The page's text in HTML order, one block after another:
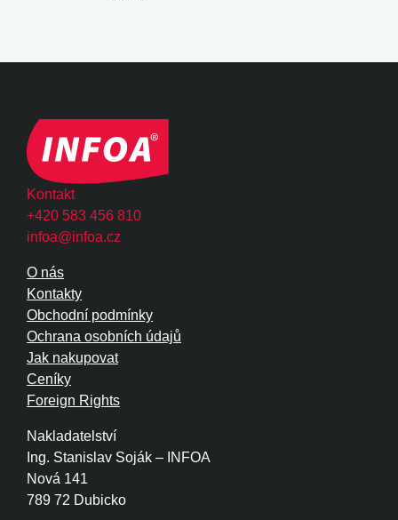
Kontakt
+420 583 456 810
infoa@infoa.cz
Nakladatelství
Ing. Stanislav Soják – INFOA
Nová 141
789 72 Dubicko
O nás
Kontakty
Obchodní podmínky
Ochrana osobních údajů
Jak nakupovat
Ceníky
Foreign Rights